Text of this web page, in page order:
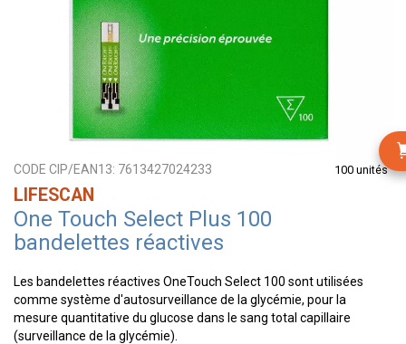
CODE CIP/EAN13: 7613427024233 100 unités
LIFESCAN
One Touch Select Plus 100
bandelettes réactives
Les bandelettes réactives OneTouch Select 100 sont utilisées
comme système d'autosurveillance de la glycémie, pour la
mesure quantitative du glucose dans le sang total capillaire
(surveillance de la glycémie).